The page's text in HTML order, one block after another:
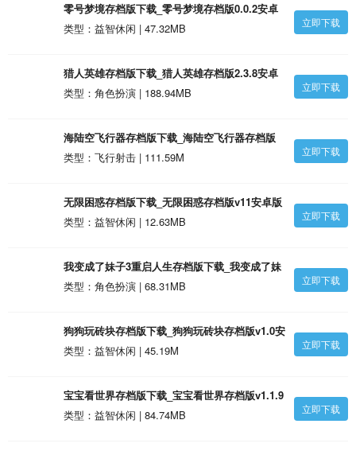
零号梦境存档版下载_零号梦境存档版0.0.2安卓
版
类型：益智休闲 | 47.32MB 立即下载
猎人英雄存档版下载_猎人英雄存档版2.3.8安卓
版
类型：角色扮演 | 188.94MB 立即下载
海陆空飞行器存档版下载_海陆空飞行器存档版
v1.0.1安卓版
类型：飞行射击 | 111.59M 立即下载
无限困惑存档版下载_无限困惑存档版v11安卓版
类型：益智休闲 | 12.63MB
立即下载
我变成了妹子3重启人生存档版下载_我变成了妹
子3重启人生存档版1.0安卓版
类型：角色扮演 | 68.31MB 立即下载
狗狗玩砖块存档版下载_狗狗玩砖块存档版v1.0安
卓版
类型：益智休闲 | 45.19M 立即下载
宝宝看世界存档版下载_宝宝看世界存档版v1.1.9
安卓版
类型：益智休闲 | 84.74MB 立即下载